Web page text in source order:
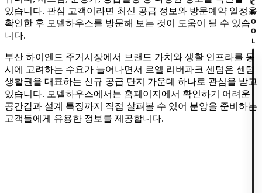
있습니다. 관심 고객이라면 최신 공급 정보와 방문예약 일정을
확인한 후 모델하우스를 방문해 보는 것이 도움이 될 수 있습
니다.
부산 하이엔드 주거시장에서 브랜드 가치와 생활 인프라를 동
시에 고려하는 수요가 늘어나면서 르엘 리버파크 센텀은 센텀
생활권을 대표하는 신규 공급 단지 가운데 하나로 관심을 받고
있습니다. 모델하우스에서는 홈페이지에서 확인하기 어려운
공간감과 설계 특징까지 직접 살펴볼 수 있어 분양을 준비하는
고객들에게 유용한 정보를 제공합니다.
SCROOL